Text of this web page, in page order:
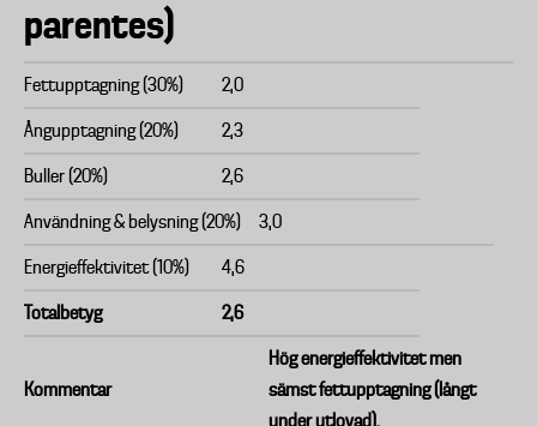
parentes)
Fettupptagning (30%) 2,0
Ångupptagning (20%) 2,3
Buller (20%) 2,6
Användning & belysning (20%) 3,0
Energieffektivitet (10%) 4,6
Totalbetyg 2,6
Kommentar
Hög energieffektivitet men
sämst fettupptagning (långt
under utlovad).